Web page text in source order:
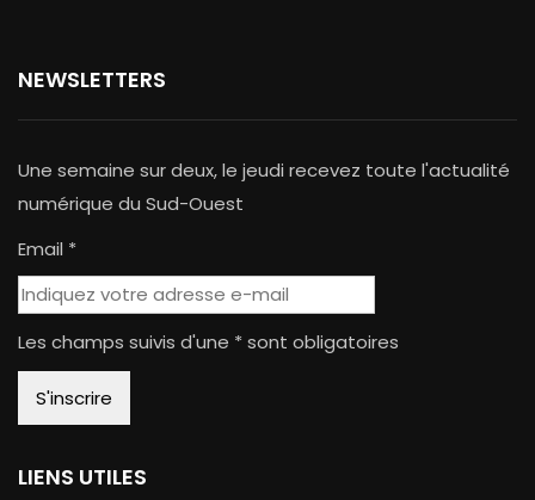
NEWSLETTERS
Une semaine sur deux, le jeudi recevez toute l'actualité
numérique du Sud-Ouest
Email *
Les champs suivis d'une * sont obligatoires
LIENS UTILES